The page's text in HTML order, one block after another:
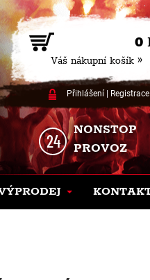
0
Váš nákupní košík »
Přihlášení| Registrace
NONSTOP
PROVOZ